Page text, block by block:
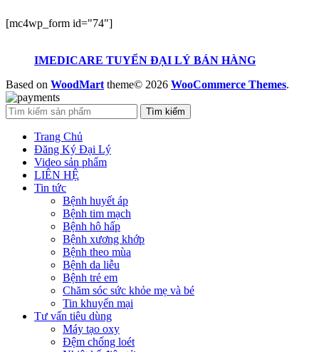
[mc4wp_form id="74"]
IMEDICARE TUYỂN ĐẠI LÝ BÁN HÀNG
Based on WoodMart theme© 2026 WooCommerce Themes.
Tìm kiếm
Trang Chủ
Đăng Ký Đại Lý
Video sản phẩm
LIÊN HỆ
Tin tức
Bệnh huyết áp
Bệnh tim mạch
Bệnh hô hấp
Bệnh xương khớp
Bệnh theo mùa
Bệnh da liễu
Bệnh trẻ em
Chăm sóc sức khỏe mẹ và bé
Tin khuyến mại
Tư vấn tiêu dùng
Máy tạo oxy
Đệm chống loét